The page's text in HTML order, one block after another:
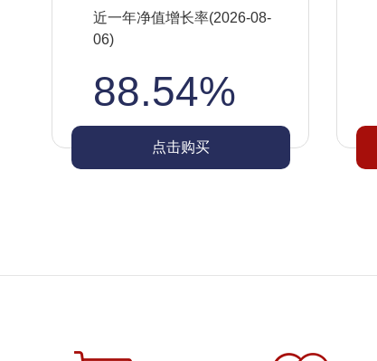
近一年净值增长率(2026-08-
06)
88.54%
点击购买